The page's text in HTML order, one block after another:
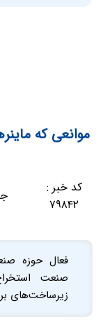
موانعی که
کد خبر :
۷۹۸۴۲
فعال حوزه
صنعت
زیرساخت‌های